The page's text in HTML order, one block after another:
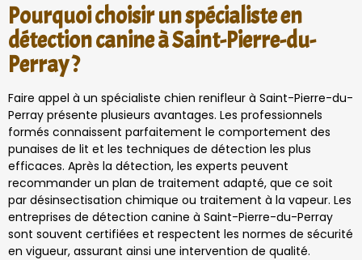
Pourquoi choisir un spécialiste en
détection canine à Saint-Pierre-du-
Perray ?
Faire appel à un spécialiste chien renifleur à Saint-Pierre-du-
Perray présente plusieurs avantages. Les professionnels
formés connaissent parfaitement le comportement des
punaises de lit et les techniques de détection les plus
efficaces. Après la détection, les experts peuvent
recommander un plan de traitement adapté, que ce soit
par désinsectisation chimique ou traitement à la vapeur. Les
entreprises de détection canine à Saint-Pierre-du-Perray
sont souvent certifiées et respectent les normes de sécurité
en vigueur, assurant ainsi une intervention de qualité.